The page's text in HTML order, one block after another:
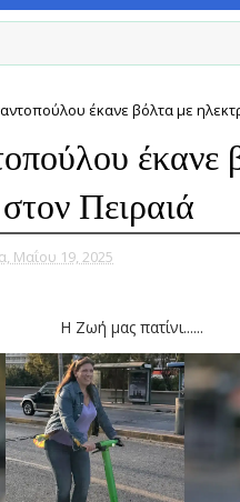
έκανε βόλτα με
έκανε
Πειραιά
Μαΐου 19, 2025